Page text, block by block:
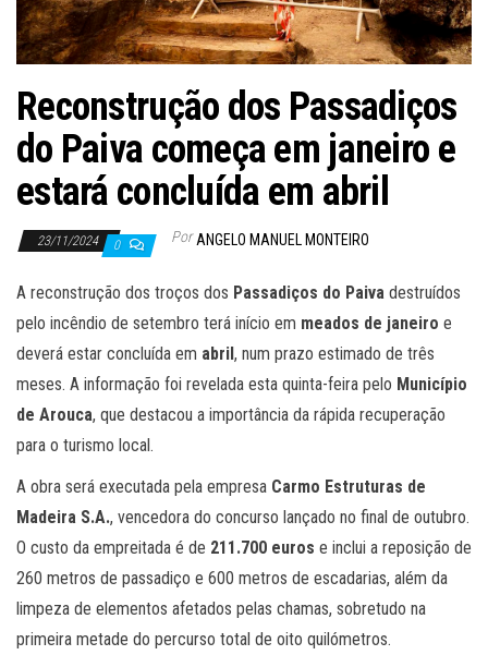
Reconstrução dos Passadiços
do Paiva começa em janeiro e
estará concluída em abril
23/11/2024 0 Por ANGELO MANUEL MONTEIRO
A reconstrução dos troços dos Passadiços do Paiva destruídos
pelo incêndio de setembro terá início em meados de janeiro e
deverá estar concluída em abril, num prazo estimado de três
meses. A informação foi revelada esta quinta-feira pelo Município
de Arouca, que destacou a importância da rápida recuperação
para o turismo local.
A obra será executada pela empresa Carmo Estruturas de
Madeira S.A., vencedora do concurso lançado no final de outubro.
O custo da empreitada é de 211.700 euros e inclui a reposição de
260 metros de passadiço e 600 metros de escadarias, além da
limpeza de elementos afetados pelas chamas, sobretudo na
primeira metade do percurso total de oito quilómetros.